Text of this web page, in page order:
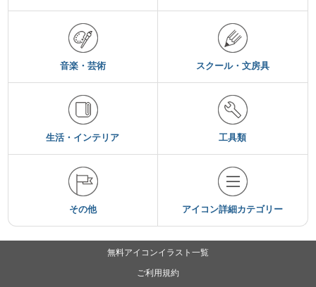
音楽・芸術 スクール・文房具
生活・インテリア 工具類
その他 アイコン詳細カテゴリー
無料アイコンイラスト一覧
ご利用規約